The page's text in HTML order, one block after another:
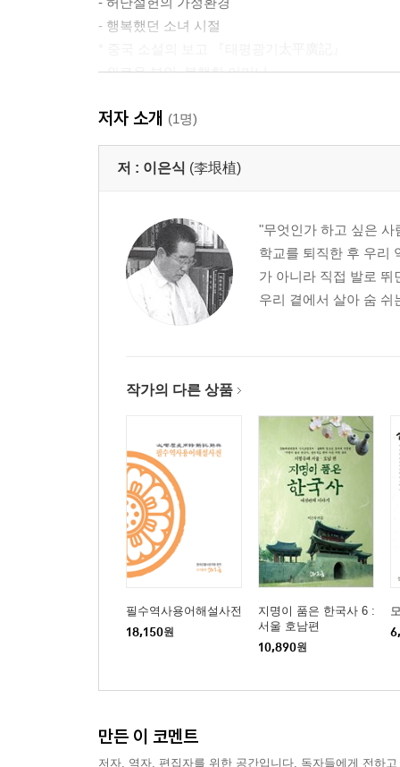
- 행복했던 소녀 시절
- 외로운 부인, 불행한 어머니
- 규원과 고독의 상처를 빼어난 시로 승화시키다
- 허난설헌의 위상과 문학
- 전해지는 유일한 작품 『난설헌집』
ㆍ파국으로 치달은 기인 허균
ㆍ작품에 민중의 마음을 담은 허균
ㆍ허균 문학의 의의
* 야사 총서 『패림稗林』
자아실현을 꿈꾼 여성 신사임당
- 사임당과 율곡, 오죽헌에서 태어나고 자라다
- 시대를 뛰어넘는 예술가로서의 면모
- 재능을 꽃피게 해 준 사임당의 가족
ㆍ효성 지극한 자식으로서의 사임당
ㆍ인내심 많고 현명한 부인
* 외척 득세의 길을 연 을사사화
ㆍ4남 3녀의 어진 어머니 사임당
- 주막집에서 태어날 뻔한 율곡
- 석학 이이의 뒤에는 큰 나무 사임당이 있었다
- 후세 사람들이 말하는 겨레의 어머니
* 신사임당과 율곡 이이를 중심으로 한 가계도
정치를 문학 작품에 녹여 낸 여인
저자 소개 (1명)
저 : 이은식 (李垠植)
"무엇인가 하고 싶은
학교를 퇴직한 후 우리
가 아니라 직접 발로
우리 곁에서 살아 숨 쉬
작가의 다른 상품
필수역사용어해설사전
18,150원
지명이 품은 한국사 6 :
서울 호남편
10,890원
만든 이 코멘트
저자, 역자, 편집자를 위한 공간입니다. 독자들에게 전하